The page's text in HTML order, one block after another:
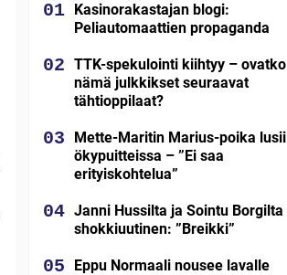
Kasinorakastajan blogi:
Peliautomaattien propaganda
TTK-spekulointi kiihtyy – ovatko
nämä julkkikset seuraavat
tähtioppilaat?
Mette-Maritin Marius-poika lusii
ökypuitteissa – ”Ei saa
erityiskohtelua”
Janni Hussilta ja Sointu Borgilta
shokkiuutinen: ”Breikki”
Eppu Normaali nousee lavalle